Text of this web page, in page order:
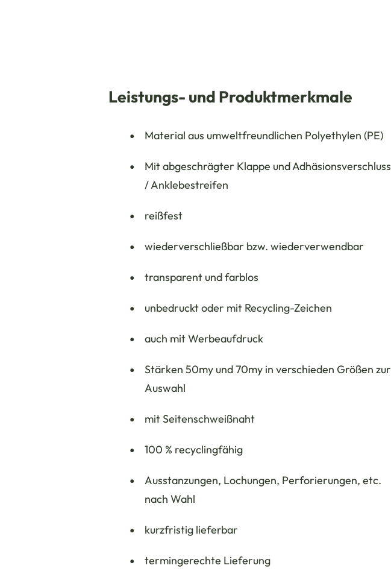
Leistungs- und Produktmerkmale
Material aus umweltfreundlichen Polyethylen (PE)
Mit abgeschrägter Klappe und Adhäsionsverschluss
/ Anklebestreifen
reißfest
wiederverschließbar bzw. wiederverwendbar
transparent und farblos
unbedruckt oder mit Recycling-Zeichen
auch mit Werbeaufdruck
Stärken 50my und 70my in verschieden Größen zur
Auswahl
mit Seitenschweißnaht
100 % recyclingfähig
Ausstanzungen, Lochungen, Perforierungen, etc.
nach Wahl
kurzfristig lieferbar
termingerechte Lieferung